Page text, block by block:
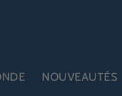
NOUVEAUTÉS